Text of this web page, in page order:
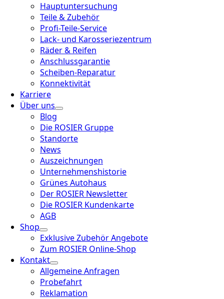
Hauptuntersuchung
Teile & Zubehör
Profi-Teile-Service
Lack- und Karosseriezentrum
Räder & Reifen
Anschlussgarantie
Scheiben-Reparatur
Konnektivität
Karriere
Über uns
Blog
Die ROSIER Gruppe
Standorte
News
Auszeichnungen
Unternehmenshistorie
Grünes Autohaus
Der ROSIER Newsletter
Die ROSIER Kundenkarte
AGB
Shop
Exklusive Zubehör Angebote
Zum ROSIER Online-Shop
Kontakt
Allgemeine Anfragen
Probefahrt
Reklamation